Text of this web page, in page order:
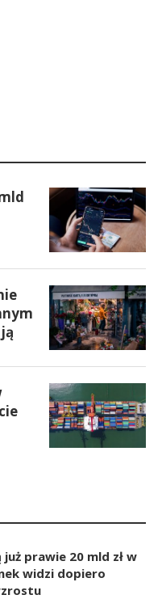
już prawie 20 mld zł w
widzi dopiero